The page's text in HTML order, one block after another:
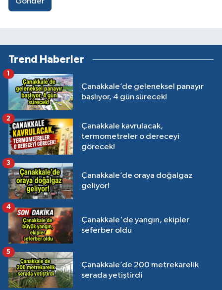
Trend Haberler
Çanakkale’de geleneksel panayır
başlıyor, 4 gün sürecek!
1
Çanakkale kavrulacak,
termometreler o dereceyi
görecek!
2
Çanakkale’de oraya doğalgaz
geliyor!
3
Çanakkale'de yangın, ekipler
seferber oldu
4
Çanakkale’de 200 metrekarelik
serada yetiştirdi
5